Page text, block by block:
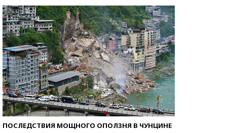
ПОСЛЕДСТВИЯ МОЩНОГО ОПОЛЗНЯ В ЧУНЦИНЕ